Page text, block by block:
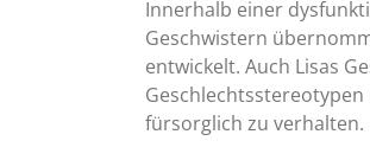
Innerhalb einer
Geschwistern
entwickelt. Auch Lisas
fürsorglich zu verhalten.